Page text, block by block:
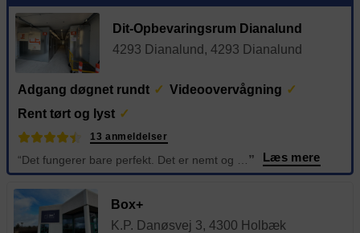
Dit-Opbevaringsrum Dianalund
4293 Dianalund, 4293 Dianalund
Adgang døgnet rundt
Videoovervågning
Rent tørt og lyst
13 anmeldelser
” Læs mere
Box+
K.P. Danøsvej 3, 4300 Holbæk